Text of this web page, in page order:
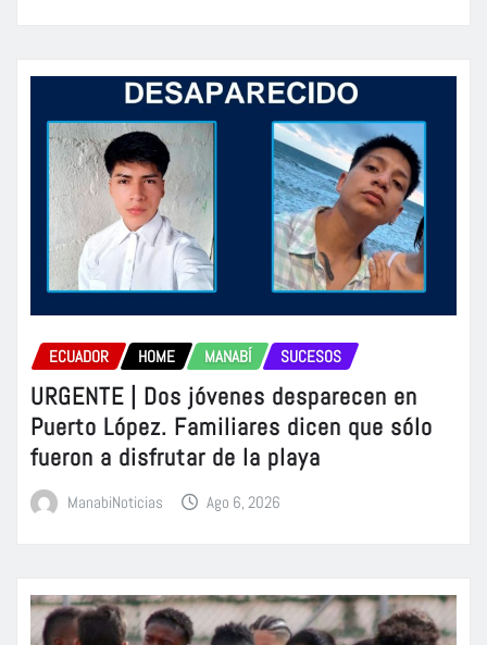
ECUADOR HOME MANABÍ SUCESOS
URGENTE | Dos jóvenes desparecen en
Puerto López. Familiares dicen que sólo
fueron a disfrutar de la playa
ManabiNoticias Ago 6, 2026